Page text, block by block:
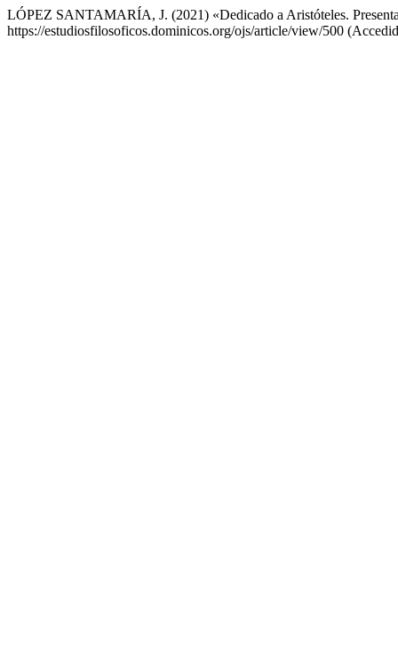
LÓPEZ SANTAMARÍA, J. (2021) «Dedicado a Aristóteles.
https://estudiosfilosoficos.dominicos.org/ojs/article/view/500